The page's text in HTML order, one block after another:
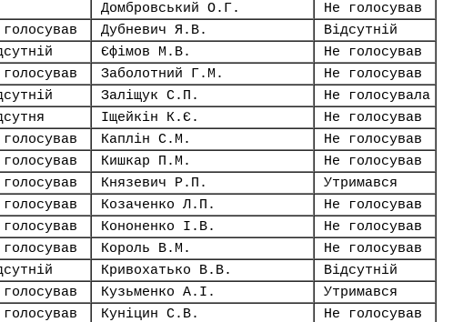
Домбровський О.Г.
Не голосував
Дубневич Я.В.
Відсутній
Єфімов М.В.
Не голосував
Заболотний Г.М.
Не голосував
Заліщук С.П.
Не голосувала
Іщейкін К.Є.
Не голосував
Каплін С.М.
Не голосував
Кишкар П.М.
Не голосував
Князевич Р.П.
Утримався
Козаченко Л.П.
Не голосував
Кононенко І.В.
Не голосував
Король В.М.
Не голосував
Кривохатько В.В.
Відсутній
Кузьменко А.І.
Утримався
Куніцин С.В.
Не голосував